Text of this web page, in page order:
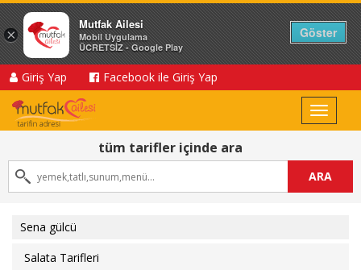
Giriş Yap Facebook ile Giriş Yap
Toggle
tüm tarifler içinde ara
ARA
Sena gülcü
Salata Tarifleri
×
Mutfak Ailesi
Mobil Uygulama
ÜCRETSİZ - Google Play
Göster